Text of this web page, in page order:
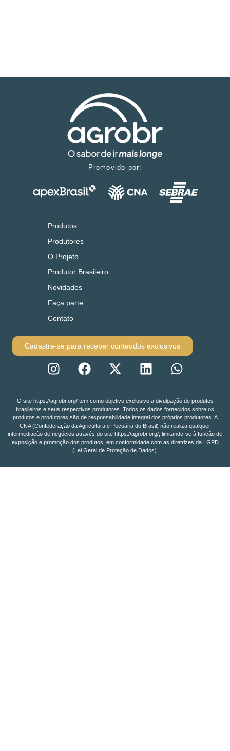
Promovido por:
Produtos
Produtores
O Projeto
Produtor Brasileiro
Novidades
Faça parte
Contato
Cadastre-se para receber conteúdos exclusivos
O site https://agrobr.org/ tem como objetivo exclusivo a divulgação de produtos
brasileiros e seus respectivos produtores. Todos os dados fornecidos sobre os
produtos e produtores são de responsabilidade integral dos próprios produtores. A
CNA (Confederação da Agricultura e Pecuária do Brasil) não realiza qualquer
intermediação de negócios através do site https://agrobr.org/, limitando-se à função de
exposição e promoção dos produtos, em conformidade com as diretrizes da LGPD
(Lei Geral de Proteção de Dados).